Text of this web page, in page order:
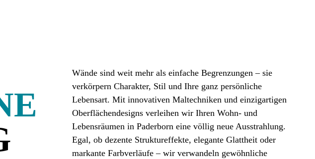
Wände sind weit mehr als einfache Begrenzungen – sie
verkörpern Charakter, Stil und Ihre ganz persönliche
Lebensart. Mit innovativen Maltechniken und einzigartigen
Oberflächendesigns verleihen wir Ihren Wohn- und
Lebensräumen in Paderborn eine völlig neue Ausstrahlung.
Egal, ob dezente Struktureffekte, elegante Glattheit oder
markante Farbverläufe – wir verwandeln gewöhnliche